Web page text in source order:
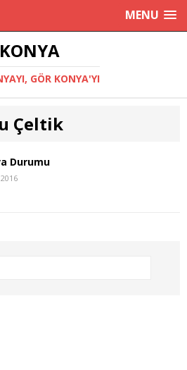
MENU
KONYA
GÖR KONYA'YI
Çeltik
Durumu